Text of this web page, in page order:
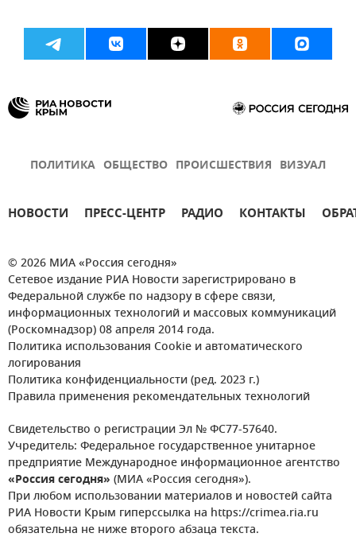
ПОЛИТИКА ОБЩЕСТВО ПРОИСШЕСТВИЯ ВИЗУАЛ
НОВОСТИ ПРЕСС-ЦЕНТР РАДИО КОНТАКТЫ
© 2026 МИА «Россия сегодня»
Сетевое издание РИА Новости зарегистрировано в
Федеральной службе по надзору в сфере связи,
информационных технологий и массовых коммуникаций
(Роскомнадзор) 08 апреля 2014 года.
Политика использования Cookie и автоматического
логирования
Политика конфиденциальности (ред. 2023 г.)
Правила применения рекомендательных технологий
Свидетельство о регистрации Эл № ФС77-57640.
Учредитель: Федеральное государственное унитарное
предприятие Международное информационное агентство
«Россия сегодня» (МИА «Россия сегодня»).
При любом использовании материалов и новостей сайта
РИА Новости Крым гиперссылка на https://crimea.ria.ru
обязательна не ниже второго абзаца текста.